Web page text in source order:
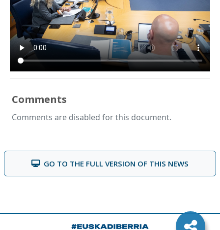
Comments
Comments are disabled for this document.
GO TO THE FULL VERSION OF THIS NEWS